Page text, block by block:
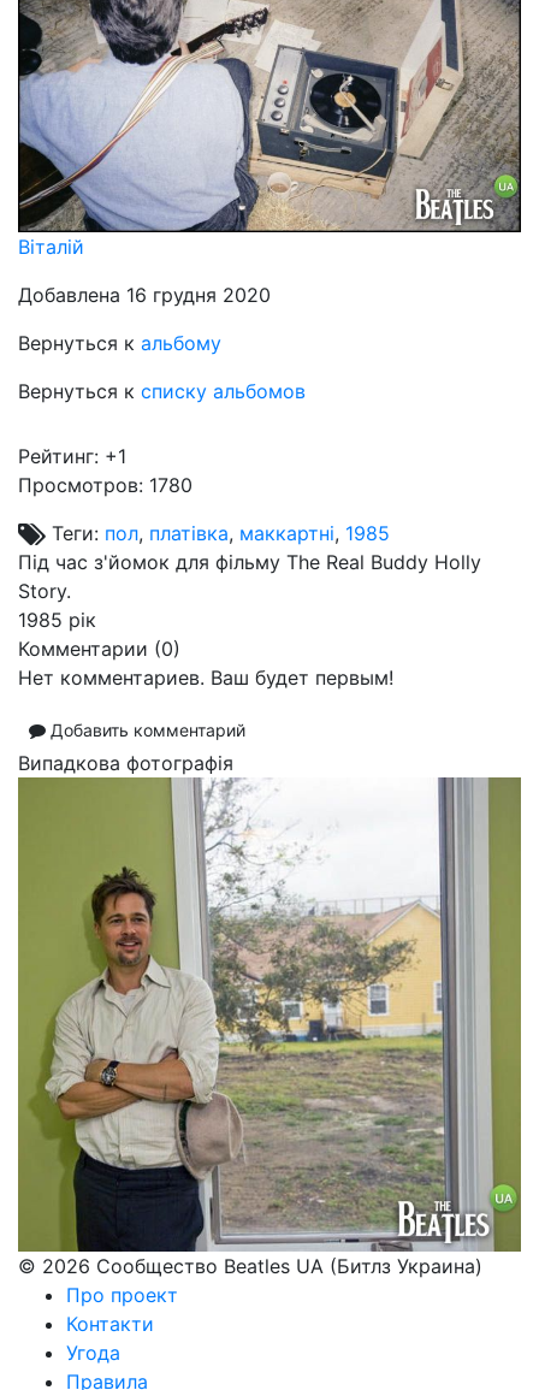
Віталій
Добавлена 16 грудня 2020
Вернуться к альбому
Вернуться к списку альбомов
Рейтинг: +1
Просмотров: 1780
Теги: пол, платівка, маккартні, 1985
Під час з'йомок для фільму The Real Buddy Holly
Story.
1985 рік
Комментарии (0)
Нет комментариев. Ваш будет первым!
Добавить комментарий
Випадкова фотографія
© 2026 Сообщество Beatles UA (Битлз Украина)
Про проект
Контакти
Угода
Правила